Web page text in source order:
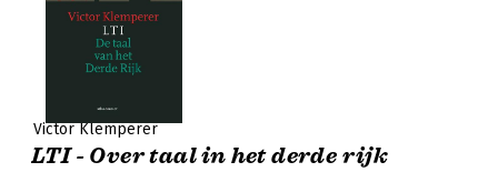
Victor Klemperer
LTI - Over taal in het derde rijk